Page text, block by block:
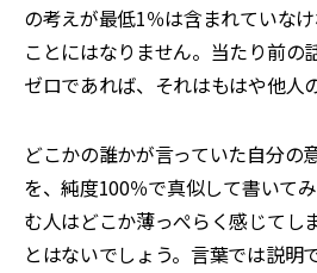
の考えが最低1％は含まれていな
ことにはなりません。当たり前の
ゼロであれば、それはもはや他人
どこかの誰かが言っていた自分の
を、純度100％で真似して書いて
む人はどこか薄っぺらく感じてし
とはないでしょう。言葉では説明